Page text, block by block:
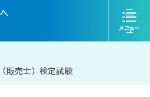
ニ
ュ
販売士）検定試験